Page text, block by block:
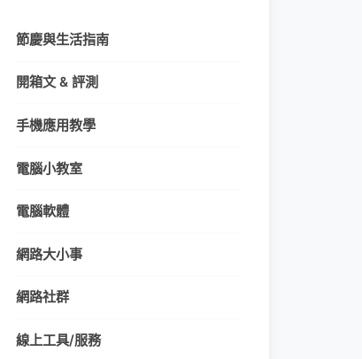
節慶與生活指南
開箱文 & 評測
手機應用教學
電腦小教室
電腦軟體
網路大小事
網路社群
線上工具/服務